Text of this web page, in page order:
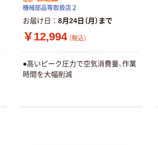
機械部品等取扱店２
お届け日 8月24日（月）まで
￥12,994 （税込）
●高いピーク圧力で空気消費量、作業
時間を大幅削減